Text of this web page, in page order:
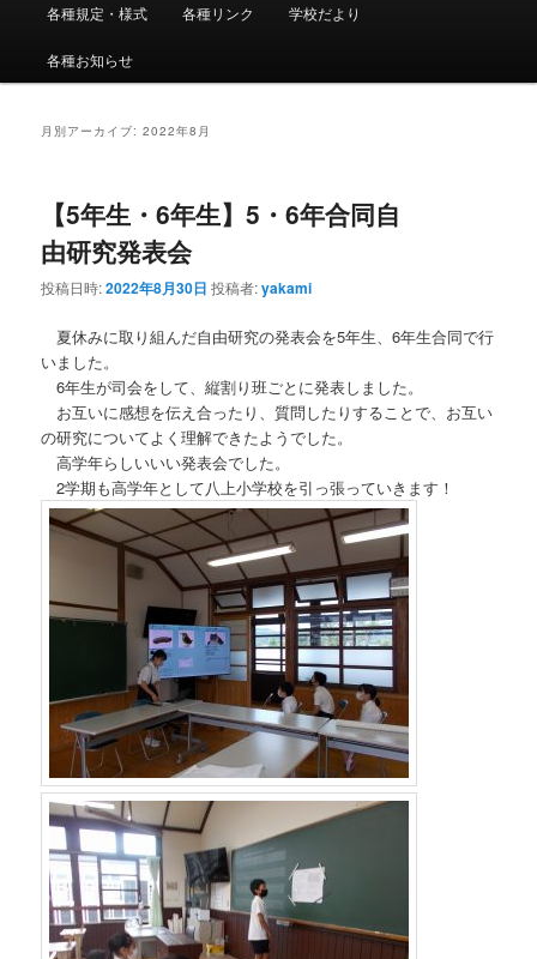
各種規定・様式 各種リンク 学校だより
各種お知らせ
月別アーカイブ:2022年8月
【5年生・6年生】5・6年合同自
由研究発表会
投稿日時:2022年8月30日 投稿者:yakami
夏休みに取り組んだ自由研究の発表会を5年生、6年生合同で行
いました。
6年生が司会をして、縦割り班ごとに発表しました。
お互いに感想を伝え合ったり、質問したりすることで、お互い
の研究についてよく理解できたようでした。
高学年らしいいい発表会でした。
2学期も高学年として八上小学校を引っ張っていきます！